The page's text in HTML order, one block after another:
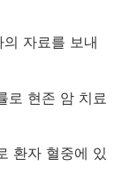
자료를 보내
로 현존 암 치료
환자 혈중에 있